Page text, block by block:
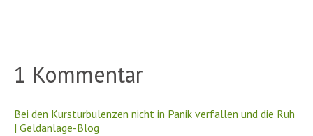
1 Kommentar
Bei den Kursturbulenzen nicht in Panik verfallen und die Ruh
| Geldanlage-Blog